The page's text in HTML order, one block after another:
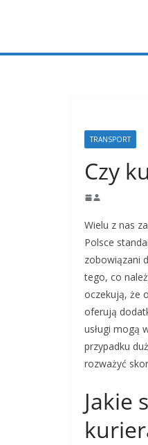
TRANSPORT
Czy
Wielu z nas
Polsce
zobowiązani
tego, co
oczekują, że
oferują
usługi mogą
przypadku
rozważyć
Jakie